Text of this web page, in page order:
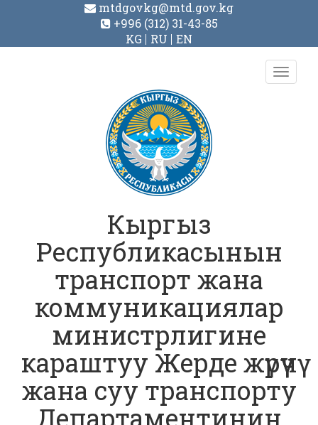
mtdgovkg@mtd.gov.kg
+996 (312) 31-43-85
KG
RU EN
Toggle
Кыргыз
Республикасынын
транспорт жана
коммуникациялар
министрлигине
караштуу Жерде жүрүүчү
жана суу транспорту
Департаментинин